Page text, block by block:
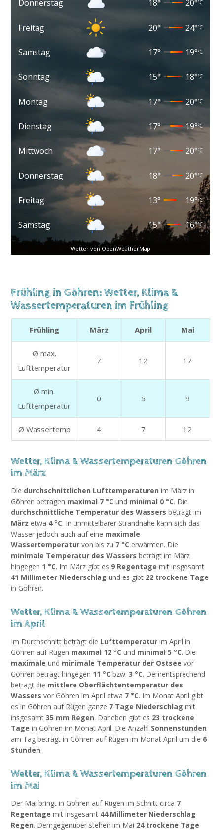
Donnerstag 18° 20°°C
Freitag 20° 24°°C
Samstag 17° 19°°C
Sonntag 15° 18°°C
Montag 17° 20°°C
Dienstag 17° 19°°C
Mittwoch 17° 20°°C
Donnerstag 18° 20°°C
Freitag 13° 19°°C
Samstag 15° 16°°C
Wetter von OpenWeatherMap
Frühling in Göhren: Wetter, Klima &
Wassertemperaturen im Frühling
Frühling März April Mai
Ø max.
Lufttemperatur
7 12 17
Ø min.
Lufttemperatur
0 5 9
Ø Wassertemp 4 7 12
Wetter, Klima & Wassertemperaturen Göhren
im März
Die durchschnittlichen Lufttemperaturen im März in
Göhren betragen maximal 7 °C und minimal 0 °C. Die
durchschnittliche Temperatur des Wassers beträgt im
März etwa 4 °C. In unmittelbarer Strandnähe kann sich das
Wasser jedoch auch auf eine maximale
Wassertemperatur von bis zu 7 °C erwärmen. Die
minimale Temperatur des Wassers beträgt im März
hingegen 1 °C. Im März gibt es 9 Regentage mit insgesamt
41 Millimeter Niederschlag und es gibt 22 trockene Tage
in Göhren.
Wetter, Klima & Wassertemperaturen Göhren
im April
Im Durchschnitt beträgt die Lufttemperatur im April in
Göhren auf Rügen maximal 12 °C und minimal 5 °C. Die
maximale und minimale Temperatur der Ostsee vor
Göhren beträgt hingegen 11 °C bzw.3 °C. Dementsprechend
beträgt die mittlere Oberflächtentemperatur des
Wassers vor Göhren im April etwa 7 °C. Im Monat April gibt
es in Göhren auf Rügen ganze 7 Tage Niederschlag mit
insgesamt35 mm Regen. Daneben gibt es 23 trockene
Tage in Göhren im Monat April. Die Anzahl Sonnenstunden
am Tag beträgt in Göhren auf Rügen im Monat April um die 6
Stunden.
Wetter, Klima & Wassertemperaturen Göhren
im Mai
Der Mai bringt in Göhren auf Rügen im Schnitt circa 7
Regentage mit insgesamt 44 Millimeter Niederschlag
Regen. Demgegenüber stehen im Mai 24 trockene Tage